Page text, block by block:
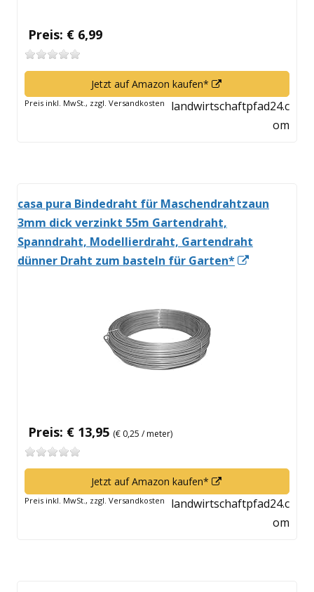
Preis: € 6,99
Jetzt auf Amazon kaufen*
neuem
Fenster
Preis inkl. MwSt., zzgl. Versandkosten
landwirtschaftpfad24.c
om
casa pura Bindedraht für Maschendrahtzaun
3mm dick verzinkt 55m Gartendraht,
Spanndraht, Modellierdraht, Gartendraht
dünner Draht zum basteln für Garten*
Preis: € 13,95 (€ 0,25 / meter)
Jetzt auf Amazon kaufen*
neuem
Fenster
Preis inkl. MwSt., zzgl. Versandkosten
landwirtschaftpfad24.c
om